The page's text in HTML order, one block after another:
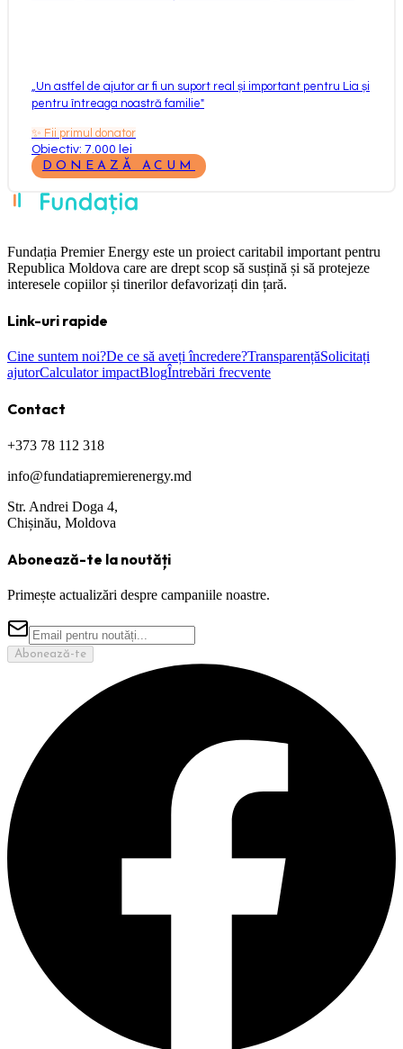
Un astfel de ajutor ar fi un suport real și important pentru Lia și
pentru întreaga noastră familie"
✨ Fii primul donator
Obiectiv: 7.000 lei
DONEAZĂ ACUM
Fundația Premier Energy este un proiect caritabil important pentru
Republica Moldova care are drept scop să susțină și să protejeze
interesele copiilor și tinerilor defavorizați din țară.
Link-uri rapide
Cine suntem noi?De ce să aveți încredere?TransparențăSolicitați
ajutorCalculator impactBlogÎntrebări frecvente
Contact
+373 78 112 318
info@fundatiapremierenergy.md
Str. Andrei Doga 4,
Chișinău, Moldova
Abonează-te la noutăți
Primește actualizări despre campaniile noastre.
Abonează-te